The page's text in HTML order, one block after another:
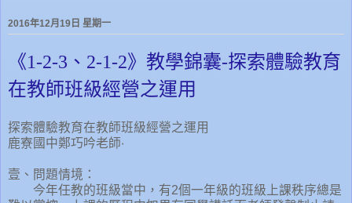
2016年12月19日 星期一
《1-2-3、2-1-2》教學錦囊-探索體驗教育
在教師班級經營之運用
探索體驗教育在教師班級經營之運用
鹿寮國中鄭巧吟老師‧
壹、問題情境：
今年任教的班級當中，有2個一年級的班級上課秩序總是